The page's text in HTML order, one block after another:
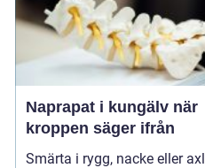
Naprapat i kungälv när
kroppen säger ifrån
Smärta i rygg, nacke eller